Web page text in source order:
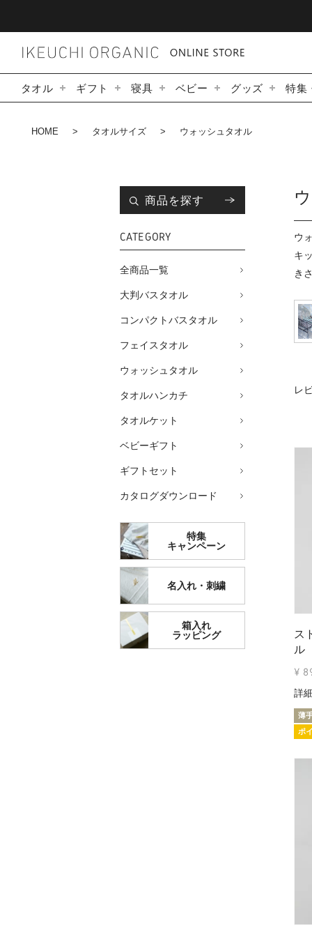
タオル ギフト 寝具 ベビー グッズ 特集
HOME タオルサイズ ウォッシュタオル
商品を探す
CATEGORY
全商品一覧
大判バスタオル
コンパクトバスタオル
フェイスタオル
ウォッシュタオル
タオルハンカチ
タオルケット
ベビーギフト
ギフトセット
カタログダウンロード
特集
キャンペーン
名入れ・刺繍
箱入れ
ラッピング
ウ
キ
き
レ
ス
ル
¥
詳
薄
ポ